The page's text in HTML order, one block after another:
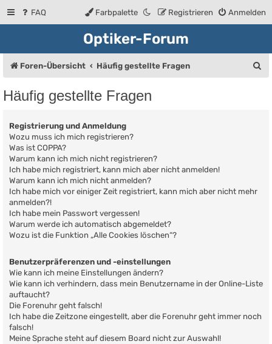
FAQ Anmelden
Registrieren
Farbpalette
Optiker-Forum
Foren-Übersicht Häufig gestellte Fragen
Häufig gestellte Fragen
Registrierung und Anmeldung
Wozu muss ich mich registrieren?
Was ist COPPA?
Warum kann ich mich nicht registrieren?
Ich habe mich registriert, kann mich aber nicht anmelden!
Warum kann ich mich nicht anmelden?
Ich habe mich vor einiger Zeit registriert, kann mich aber nicht mehr
anmelden?!
Ich habe mein Passwort vergessen!
Warum werde ich automatisch abgemeldet?
Wozu ist die Funktion „Alle Cookies löschen“?
Benutzerpräferenzen und -einstellungen
Wie kann ich meine Einstellungen ändern?
Wie kann ich verhindern, dass mein Benutzername in der Online-Liste
auftaucht?
Die Forenuhr geht falsch!
Ich habe die Zeitzone eingestellt, aber die Forenuhr geht immer noch
falsch!
Meine Sprache steht auf diesem Board nicht zur Auswahl!